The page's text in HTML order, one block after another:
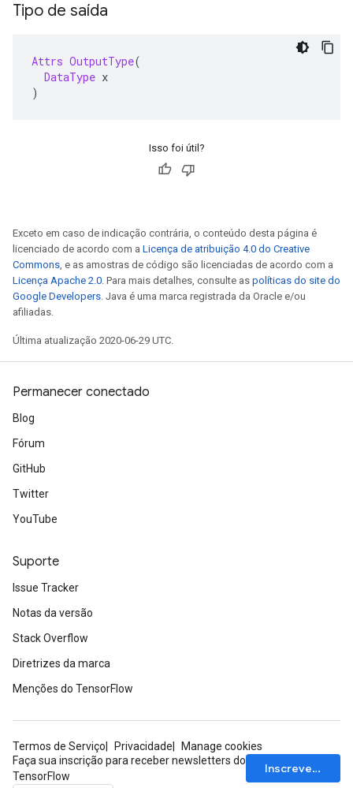
Tipo de saída
Attrs OutputType(
DataType x
)
Isso foi útil?
Exceto em caso de indicação contrária, o conteúdo desta página é
licenciado de acordo com a Licença de atribuição 4.0 do Creative
Commons, e as amostras de código são licenciadas de acordo com a
Licença Apache 2.0. Para mais detalhes, consulte as políticas do site do
Google Developers. Java é uma marca registrada da Oracle e/ou
afiliadas.
Última atualização 2020-06-29 UTC.
Permanecer conectado
Blog
Fórum
GitHub
Twitter
YouTube
Suporte
Issue Tracker
Notas da versão
Stack Overflow
Diretrizes da marca
Menções do TensorFlow
Termos de Serviço Privacidade
Manage cookies
Faça sua inscrição para receber newsletters do
TensorFlow
Inscrever-se